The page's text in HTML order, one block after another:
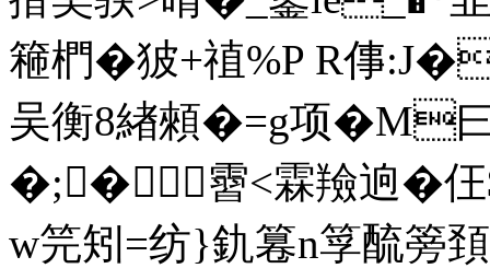
篐椚�狓+禃%P R倳
吴衡8緖顂�=g项�M
�;�霫<霖羷逈�仼
w笎矧=纺}釚篹n筟酼篣